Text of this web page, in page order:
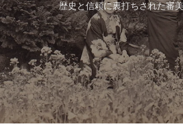
歴史と信頼に裏打ちされた審